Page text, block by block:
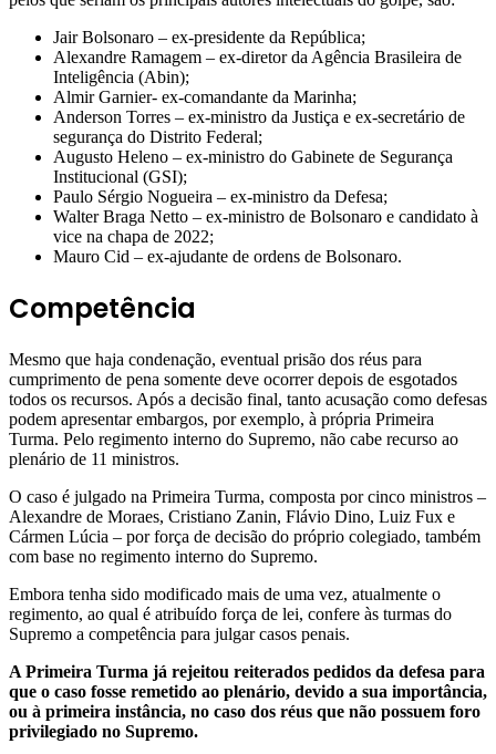
Jair Bolsonaro – ex-presidente da República;
Alexandre Ramagem – ex-diretor da Agência Brasileira de
Inteligência (Abin);
Almir Garnier- ex-comandante da Marinha;
Anderson Torres – ex-ministro da Justiça e ex-secretário de
segurança do Distrito Federal;
Augusto Heleno – ex-ministro do Gabinete de Segurança
Institucional (GSI);
Paulo Sérgio Nogueira – ex-ministro da Defesa;
Walter Braga Netto – ex-ministro de Bolsonaro e candidato à
vice na chapa de 2022;
Mauro Cid – ex-ajudante de ordens de Bolsonaro.
Competência
Mesmo que haja condenação, eventual prisão dos réus para
cumprimento de pena somente deve ocorrer depois de esgotados
todos os recursos. Após a decisão final, tanto acusação como defesas
podem apresentar embargos, por exemplo, à própria Primeira
Turma. Pelo regimento interno do Supremo, não cabe recurso ao
plenário de 11 ministros.
O caso é julgado na Primeira Turma, composta por cinco ministros –
Alexandre de Moraes, Cristiano Zanin, Flávio Dino, Luiz Fux e
Cármen Lúcia – por força de decisão do próprio colegiado, também
com base no regimento interno do Supremo.
Embora tenha sido modificado mais de uma vez, atualmente o
regimento, ao qual é atribuído força de lei, confere às turmas do
Supremo a competência para julgar casos penais.
A Primeira Turma já rejeitou reiterados pedidos da defesa para
que o caso fosse remetido ao plenário, devido a sua importância,
ou à primeira instância, no caso dos réus que não possuem foro
privilegiado no Supremo.